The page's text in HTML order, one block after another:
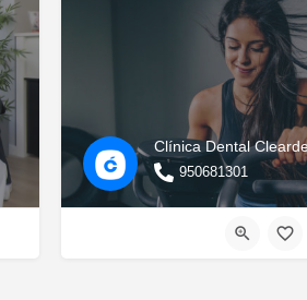
Clínica Dental
950681301